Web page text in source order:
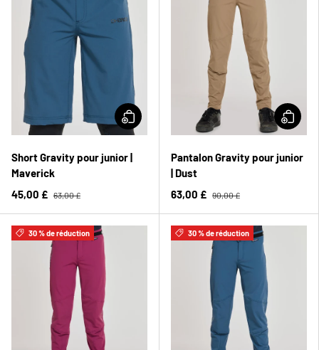
Short Gravity pour junior |
Maverick
45,00 £ 63,00 £
Pantalon Gravity pour junior
| Dust
63,00 £ 90,00 £
30 % de réduction 30 % de réduction